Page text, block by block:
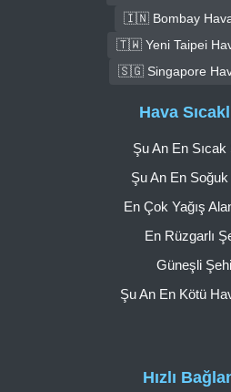
🇮🇳 Bombay
🇹🇼 Yeni Taipei
🇸🇬 Singapore
Hızlı
Hava
Şu An En Sıcak
Şu An En
En Çok Yağış
En Rüzgarlı
Güneşli
Şu An En Kötü